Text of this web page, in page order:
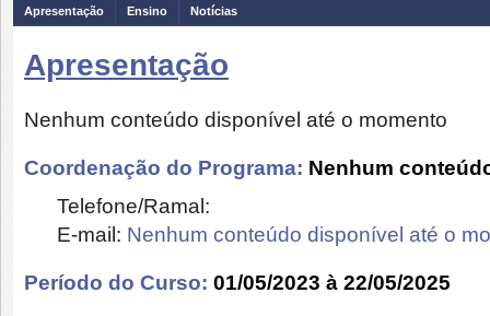
Apresentação Ensino Notícias
Apresentação
Nenhum conteúdo disponível até o momento
Coordenação do Programa: Nenhum
Telefone/Ramal:
E-mail: Nenhum conteúdo disponível até o
Período do Curso: 01/05/2023 à 22/05/2025